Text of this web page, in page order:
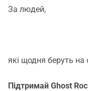
За людей,
які щодня беруть на
Підтримай Ghost